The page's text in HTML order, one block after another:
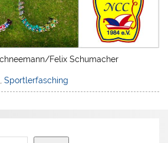
Felix Schumacher
,Sportlerfasching